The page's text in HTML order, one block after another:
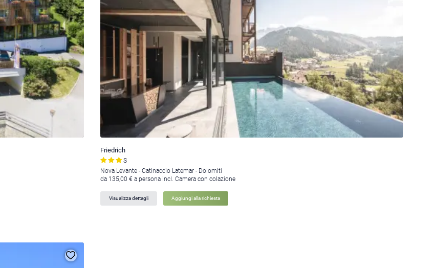
Friedrich
S
Nova Levante - Catinaccio Latemar - Dolomiti
da 135,00 € a persona incl. Camera con colazione
Visualizza dettagli Aggiungi alla richiesta